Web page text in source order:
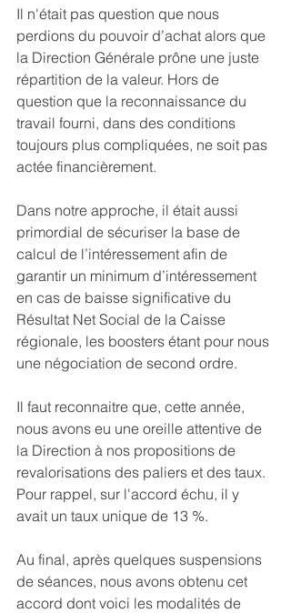
Il n'était pas question que nous
perdions du pouvoir d’achat alors que
la Direction Générale prône une juste
répartition de la valeur. Hors de
question que la reconnaissance du
travail fourni, dans des conditions
toujours plus compliquées, ne soit pas
actée financièrement.
Dans notre approche, il était aussi
primordial de sécuriser la base de
calcul de l’intéressement afin de
garantir un minimum d’intéressement
en cas de baisse significative du
Résultat Net Social de la Caisse
régionale, les boosters étant pour nous
une négociation de second ordre.
Il faut reconnaitre que, cette année,
nous avons eu une oreille attentive de
la Direction à nos propositions de
revalorisations des paliers et des taux.
Pour rappel, sur l'accord échu, il y
avait un taux unique de 13 %.
Au final, après quelques suspensions
de séances, nous avons obtenu cet
accord dont voici les modalités de